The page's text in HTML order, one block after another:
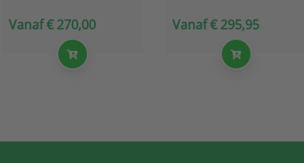
Vanaf € 270,00 Vanaf € 295,95